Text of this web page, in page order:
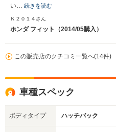
い… 続きを読む
Ｋ２０１４さん
ホンダ フィット（2014/05購入）
この販売店のクチコミ一覧へ(14件)
車種スペック
ボディタイプ ハッチバック